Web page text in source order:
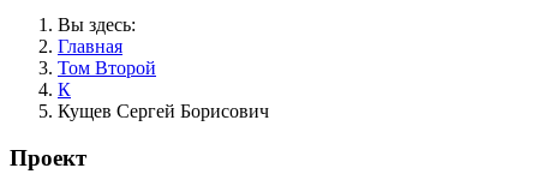
Вы здесь:
Главная
Том Второй
К
Кущев Сергей Борисович
Проект